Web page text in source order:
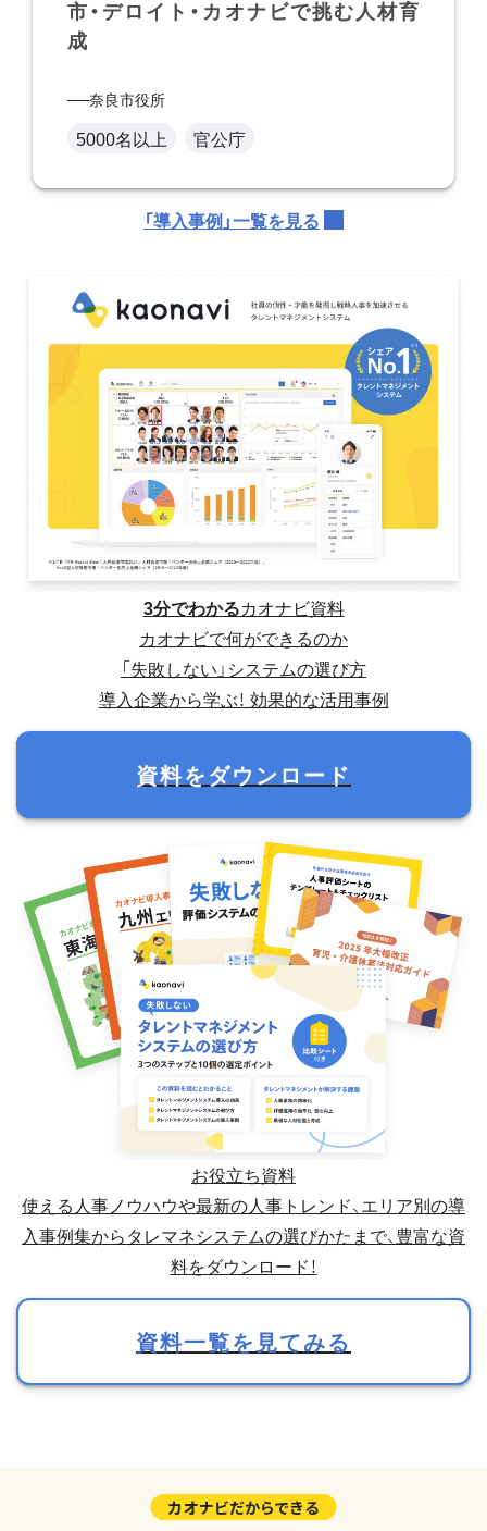
市・デロイト・カオナビで挑む人材育
成
奈良市役所
5000名以上 官公庁
「導入事例」一覧を見る
3分でわかるカオナビ資料
カオナビで何ができるのか
「失敗しない」システムの選び方
導入企業から学ぶ！ 効果的な活用事例
資料をダウンロード
お役立ち資料
使える人事ノウハウや最新の人事トレンド、エリア別の導
入事例集からタレマネシステムの選びかたまで、豊富な資
料をダウンロード！
資料一覧を見てみる
カオナビだからできる